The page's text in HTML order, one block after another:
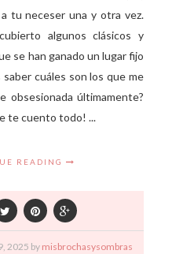
tu neceser una y otra vez.
algunos clásicos y
se han ganado un lugar fijo
cuáles son los que me
obsesionada últimamente?
te cuento todo! ...
READING
2025 by misbrochasysombras